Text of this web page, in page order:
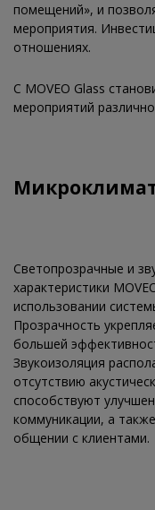
помещений», и
мероприятия.
отношениях.
С MOVEO Glass
мероприятий
Светопрозрачные и
характеристики
использовании
Прозрачность
большей
Звукоизоляция
отсутствию
способствуют
коммуникации, а
общении с клиентами.